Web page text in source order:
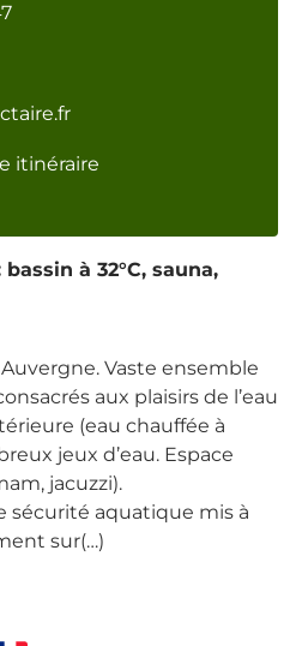
à 32°C, sauna,
Vaste ensemble
aux plaisirs de l’eau
(eau chauffée à
jeux d’eau. Espace
jacuzzi).
sécurité aquatique mis à
sur(…)
itinéraire